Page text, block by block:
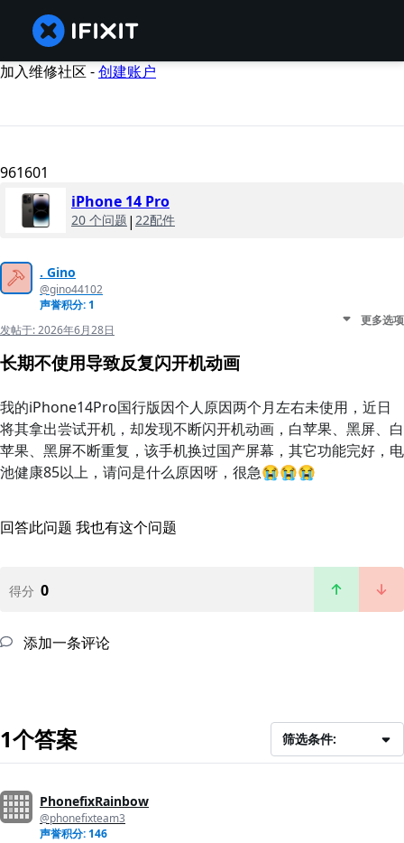
加入维修社区 -创建账户
961601
iPhone 14 Pro
20 个问题 | 22配件
. Gino
@gino44102
声誉积分: 1
发帖于:2026年6月28日
更多选项
长期不使用导致反复闪开机动画
我的iPhone14Pro国行版因个人原因两个月左右未使用，近日
将其拿出尝试开机，却发现不断闪开机动画，白苹果、黑屏、白
苹果、黑屏不断重复，该手机换过国产屏幕，其它功能完好，电
池健康85以上，请问是什么原因呀，很急😭😭😭
回答此问题 我也有这个问题
得分 0
添加一条评论
1个答案 筛选条件:
PhonefixRainbow
@phonefixteam3
声誉积分: 146